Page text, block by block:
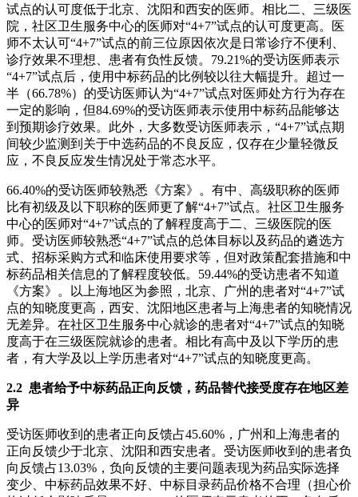
试点的认可度低于北京、沈阳和西安的医师。相比二、三级医
院，社区卫生服务中心的医师对“4+7”试点的认可度更高。医
师不太认可“4+7”试点的前三位原因依次是日常诊疗不便利、
诊疗效果不理想、患者有负性反馈。79.21%的受访医师表示
“4+7”试点后，使用中标药品的比例较以往大幅提升。超过一
半（66.78%）的受访医师认为“4+7”试点对医师处方行为存在
一定的影响，但84.69%的受访医师表示使用中标药品能够达
到预期诊疗效果。此外，大多数受访医师表示，“4+7”试点期
间较少监测到关于中选药品的不良反应，仅存在少量轻微反
应，不良反应发生情况处于常态水平。
66.40%的受访医师较熟悉《方案》。有中、高级职称的医师
比有初级及以下职称的医师更了解“4+7”试点。社区卫生服务
中心的医师对“4+7”试点的了解程度高于二、三级医院的医
师。受访医师较熟悉“4+7”试点的总体目标以及药品的遴选方
式、招标采购方式和临床使用要求等，但对政策配套措施和中
标药品相关信息的了解程度较低。59.44%的受访患者不知道
《方案》。以上海地区为参照，北京、广州的患者对“4+7”试
点的知晓度更高，西安、沈阳地区患者与上海患者的知晓情况
无差异。在社区卫生服务中心就诊的患者对“4+7”试点的知晓
度高于在三级医院就诊的患者。相比有高中及以下学历的患
者，有大学及以上学历患者对“4+7”试点的知晓度更高。
2.2 患者给予中标药品正向反馈，药品替代接受度存在地区差
异
受访医师收到的患者正向反馈占45.60%，广州和上海患者的
正向反馈少于北京、沈阳和西安患者。受访医师收到的患者负
向反馈占13.03%，负向反馈的主要问题表现为药品实际选择
变少、中标药品效果不好、中标目录药品价格不合理（担心价